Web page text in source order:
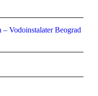
Vodoinstalater Beograd